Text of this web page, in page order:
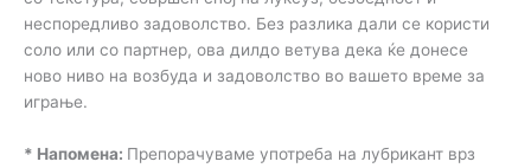
неспоредливо задоволство. Без разлика дали се користи
соло или со партнер, ова дилдо ветува дека ќе донесе
ново ниво на возбуда и задоволство во вашето време за
играње.
* Напомена: Препорачуваме употреба на лубрикант врз